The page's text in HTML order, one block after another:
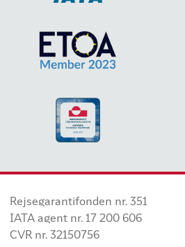
Rejsegarantifonden nr. 351
IATA agent nr. 17 200 606
CVR nr. 32150756